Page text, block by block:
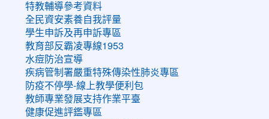
特教輔導參考資料
全民資安素養自我評量
學生申訴及再申訴專區
教育部反霸凌專線1953
水痘防治宣導
疾病管制署嚴重特殊傳染性肺炎專區
防疫不停學-線上教學便利包
教師專業發展支持作業平臺
健康促進評鑑專區